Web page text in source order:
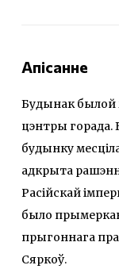
Апісанне
Будынак былой
цэнтры горада.
будынку
адкрыта
Расійскай
было
прыгоннага
Сяркоў.